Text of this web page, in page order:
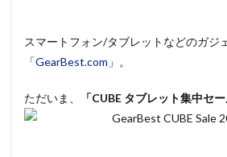
スマートフォン/タブレットなどのガジ
「GearBest.com 」。
ただいま、 「CUBE タブレット集中セー